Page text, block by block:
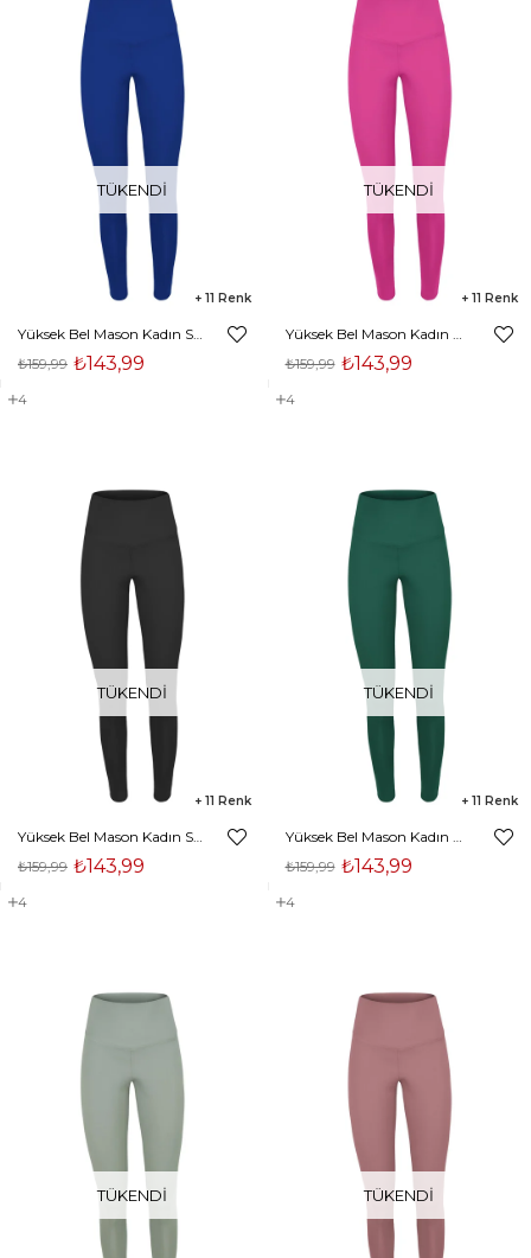
TÜKENDI
11
₺143,99
₺159,99
4
TÜKENDI
11
₺143,99
₺159,99
4
TÜKENDI
11
₺143,99
₺159,99
4
TÜKENDI
11
₺143,99
₺159,99
4
TÜKENDI TÜKENDI